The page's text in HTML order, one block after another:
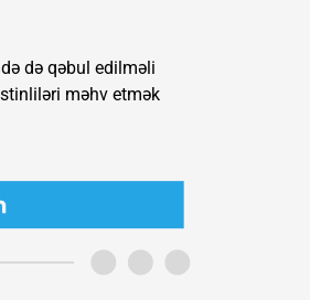
də qəbul edilməli
məhv etmək